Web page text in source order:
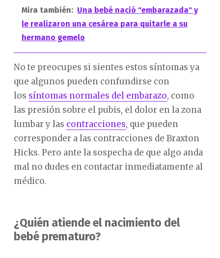
Mira también: Una bebé nació "embarazada" y
le realizaron una cesárea para quitarle a su
hermano gemelo
No te preocupes si sientes estos síntomas ya
que algunos pueden confundirse con
los síntomas normales del embarazo, como
las presión sobre el pubis, el dolor en la zona
lumbar y las contracciones, que pueden
corresponder a las contracciones de Braxton
Hicks. Pero ante la sospecha de que algo anda
mal no dudes en contactar inmediatamente al
médico.
¿Quién atiende el nacimiento del
bebé prematuro?